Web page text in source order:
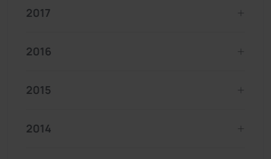
2017
2016
2015
2014